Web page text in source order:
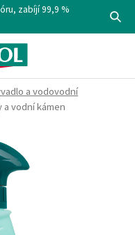
zabíjí 99,9 %
a vodovodní
vodní kámen